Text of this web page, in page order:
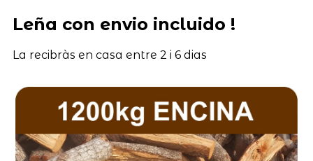
Leña con envio incluido !
La recibràs en casa entre 2 i 6 dias